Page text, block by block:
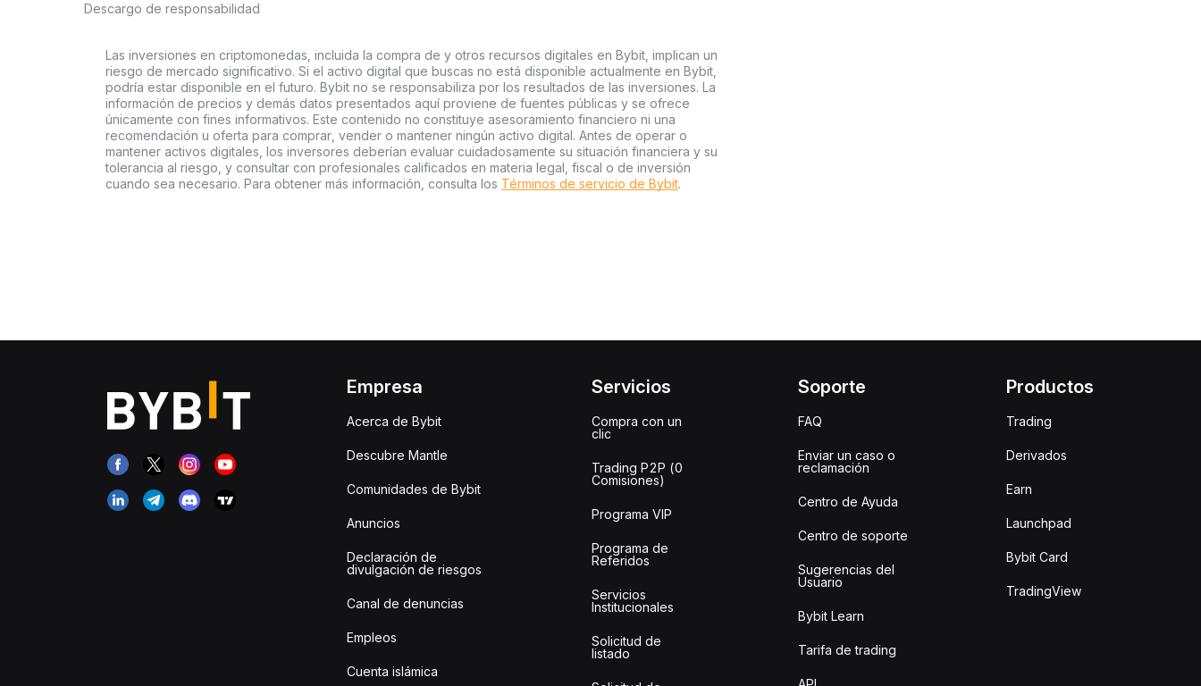
Descargo de responsabilidad
Las inversiones en criptomonedas, incluida la compra de y otros recursos digitales en Bybit, implican un
riesgo de mercado significativo. Si el activo digital que buscas no está disponible actualmente en Bybit,
podría estar disponible en el futuro. Bybit no se responsabiliza por los resultados de las inversiones. La
información de precios y demás datos presentados aquí proviene de fuentes públicas y se ofrece
únicamente con fines informativos. Este contenido no constituye asesoramiento financiero ni una
recomendación u oferta para comprar, vender o mantener ningún activo digital. Antes de operar o
mantener activos digitales, los inversores deberían evaluar cuidadosamente su situación financiera y su
tolerancia al riesgo, y consultar con profesionales calificados en materia legal, fiscal o de inversión
cuando sea necesario. Para obtener más información, consulta los Términos de servicio de Bybit.
Empresa
Acerca de Bybit
Descubre Mantle
Comunidades de Bybit
Anuncios
Declaración de
divulgación de riesgos
Canal de denuncias
Empleos
Cuenta islámica
Servicios
Compra con un
clic
Trading P2P (0
Comisiones)
Programa VIP
Programa de
Referidos
Servicios
Institucionales
Solicitud de
listado
Soporte
FAQ
Enviar un caso o
reclamación
Centro de Ayuda
Centro de soporte
Sugerencias del
Usuario
Bybit Learn
Tarifa de trading
Productos
Trading
Derivados
Earn
Launchpad
Bybit Card
TradingView